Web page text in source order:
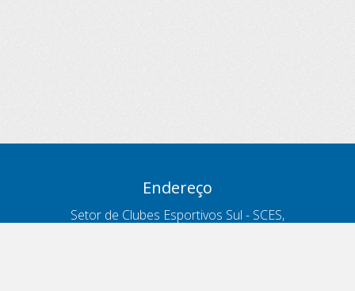
Endereço
Setor de Clubes Esportivos Sul - SCES,